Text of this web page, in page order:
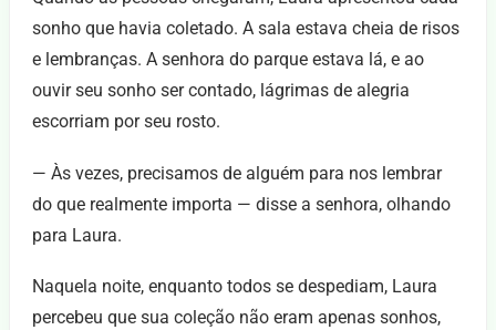
sonho que havia coletado. A sala estava cheia de risos
e lembranças. A senhora do parque estava lá, e ao
ouvir seu sonho ser contado, lágrimas de alegria
escorriam por seu rosto.
— Às vezes, precisamos de alguém para nos lembrar
do que realmente importa — disse a senhora, olhando
para Laura.
Naquela noite, enquanto todos se despediam, Laura
percebeu que sua coleção não eram apenas sonhos,